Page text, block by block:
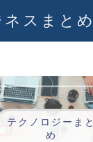
スまとめ
テクノロジーまと
め